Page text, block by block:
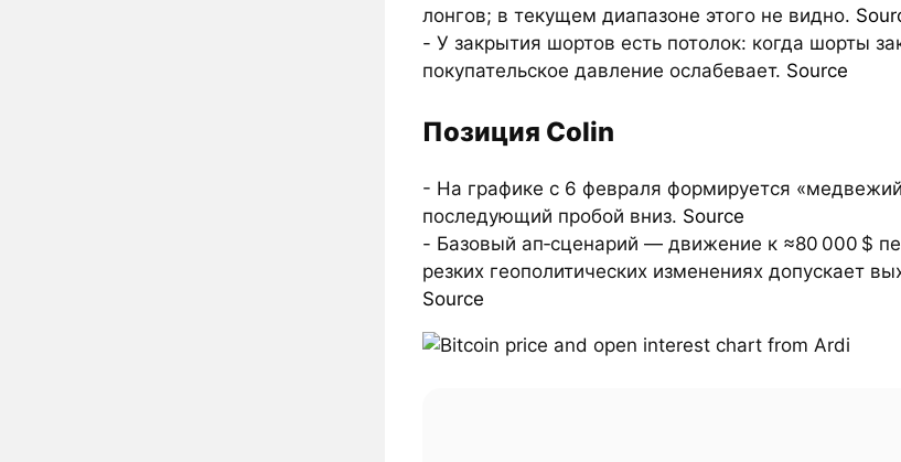
лонгов; в текущем диапазоне этого не видно.
- У закрытия шортов есть потолок: когда шорты
покупательское давление ослабевает. Source
Позиция Colin
- На графике с 6 февраля формируется
последующий пробой вниз. Source
- Базовый ап‑сценарий — движение к ≈80 000 $
резких геополитических изменениях допускает
Source